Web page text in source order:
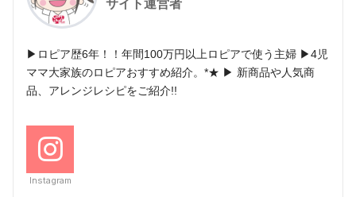
サイト運営者
▶ロピア歴6年！！年間100万円以上ロピアで使う主婦 ▶4児
ママ大家族のロピアおすすめ紹介。*★ ▶ 新商品や人気商
品、アレンジレシピをご紹介!!
Instagram